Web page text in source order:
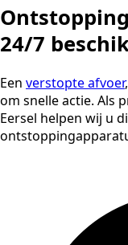
24/7
Een verstopte afvoer,
om snelle actie. Als
Eersel helpen wij u